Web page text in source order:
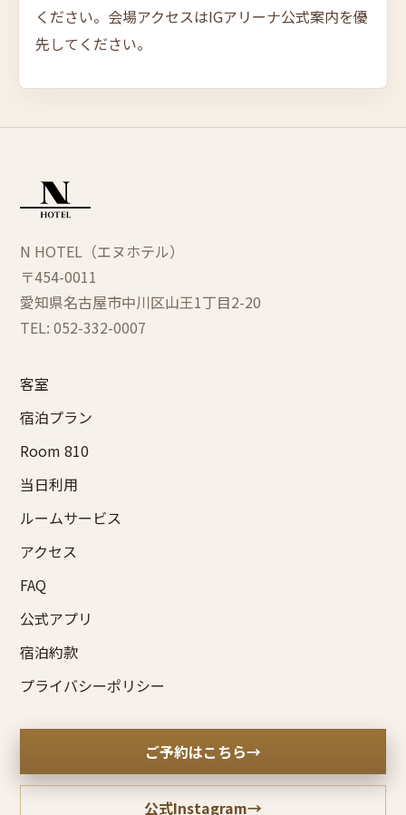
ください。会場アクセスはIGアリーナ公式案内を優
先してください。
N HOTEL（エヌホテル）
〒454-0011
愛知県名古屋市中川区山王1丁目2-20
TEL: 052-332-0007
客室
宿泊プラン
Room 810
当日利用
ルームサービス
アクセス
FAQ
公式アプリ
宿泊約款
プライバシーポリシー
ご予約はこちら→
公式Instagram→